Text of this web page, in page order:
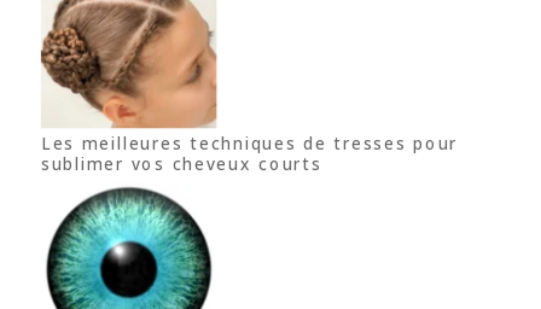
Les meilleures techniques de tresses pour
sublimer vos cheveux courts